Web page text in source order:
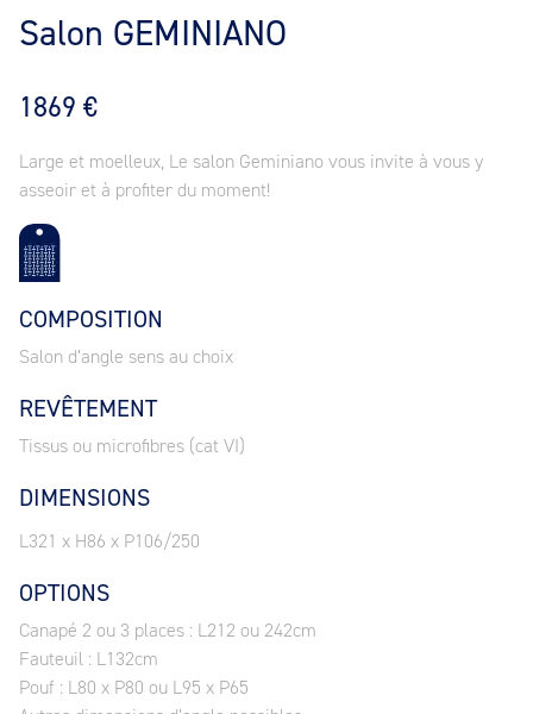
Salon GEMINIANO
1869 €
Large et moelleux, Le salon Geminiano vous invite à vous y
asseoir et à profiter du moment!
COMPOSITION
Salon d’angle sens au choix
REVÊTEMENT
Tissus ou microfibres (cat VI)
DIMENSIONS
L321 x H86 x P106/250
OPTIONS
Canapé 2 ou 3 places : L212 ou 242cm
Fauteuil : L132cm
Pouf : L80 x P80 ou L95 x P65